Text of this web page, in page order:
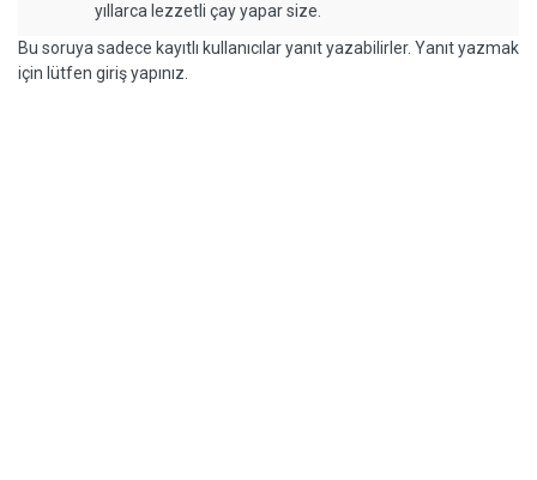
yıllarca lezzetli çay yapar size.
Bu soruya sadece kayıtlı kullanıcılar yanıt yazabilirler. Yanıt yazmak
için lütfen giriş yapınız.